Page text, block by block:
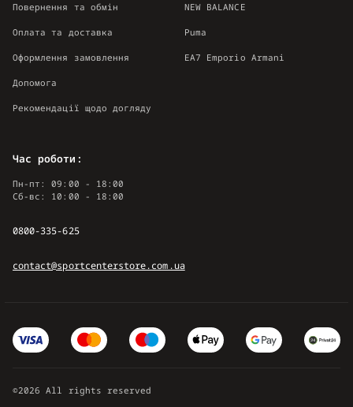
Повернення та обмін
Оплата та доставка
Оформлення замовлення
Допомога
Рекомендації щодо догляду
NEW BALANCE
Puma
EA7 Emporio Armani
Час роботи:
Пн-пт: 09:00 - 18:00
Сб-вс: 10:00 - 18:00
0800-335-625
contact@sportcenterstore.com.ua
©2026 All rights reserved